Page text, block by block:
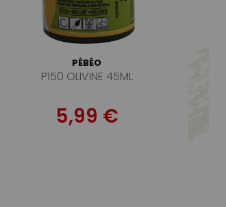
PÉBÉO
P150 OLIVINE 45ML
5,99 €